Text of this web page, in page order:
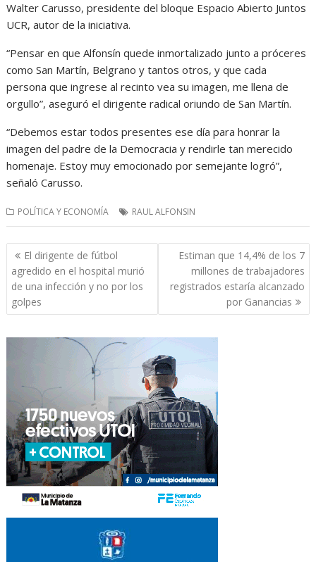
Walter Carusso, presidente del bloque Espacio Abierto Juntos
UCR, autor de la iniciativa.
“Pensar en que Alfonsín quede inmortalizado junto a próceres
como San Martín, Belgrano y tantos otros, y que cada
persona que ingrese al recinto vea su imagen, me llena de
orgullo”, aseguró el dirigente radical oriundo de San Martín.
“Debemos estar todos presentes ese día para honrar la
imagen del padre de la Democracia y rendirle tan merecido
homenaje. Estoy muy emocionado por semejante logró”,
señaló Carusso.
POLÍTICA Y ECONOMÍA RAUL ALFONSIN
Navegación
de
entradas
El dirigente de fútbol
agredido en el hospital murió
de una infección y no por los
golpes
Estiman que 14,4% de los 7
millones de trabajadores
registrados estaría alcanzado
por Ganancias